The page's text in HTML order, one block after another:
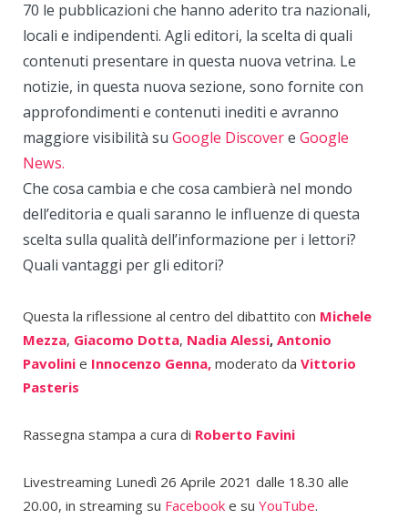
70 le pubblicazioni che hanno aderito tra nazionali,
locali e indipendenti. Agli editori, la scelta di quali
contenuti presentare in questa nuova vetrina. Le
notizie, in questa nuova sezione, sono fornite con
approfondimenti e contenuti inediti e avranno
maggiore visibilità su Google Discovere Google
News.
Che cosa cambia e che cosa cambierà nel mondo
dell’editoria e quali saranno le influenze di questa
scelta sulla qualità dell’informazione per i lettori?
Quali vantaggi per gli editori?
Questa la riflessione al centro del dibattito con Michele
Mezza, Giacomo Dotta, Nadia Alessi, Antonio
Pavolini e Innocenzo Genna, moderato da Vittorio
Pasteris
Rassegna stampa a cura di Roberto Favini
Livestreaming Lunedì 26 Aprile 2021 dalle 18.30 alle
20.00, in streaming su Facebook e su YouTube.